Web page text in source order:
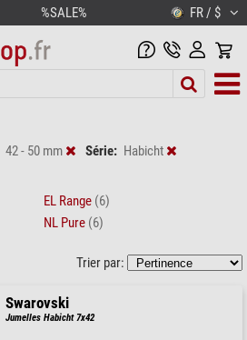
%SALE% FR / $
42 - 50 mm Série: Habicht
EL Range (6)
NL Pure (6)
Trier par:
Swarovski
Jumelles Habicht 7x42